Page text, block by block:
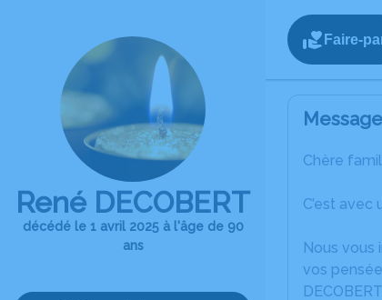
René DECOBERT
décédé le 1 avril 2025 à l'âge de 90
ans
Faire-
Chère
C’est
Nous vous
vos